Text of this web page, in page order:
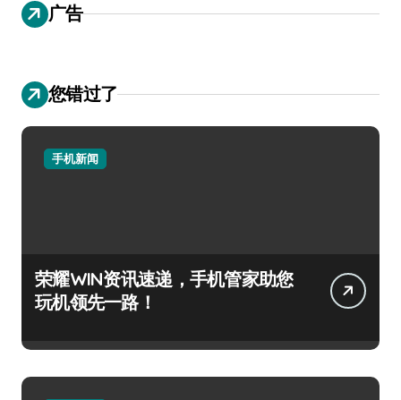
广告
您错过了
手机新闻
荣耀WIN资讯速递，手机管家助您
玩机领先一路！